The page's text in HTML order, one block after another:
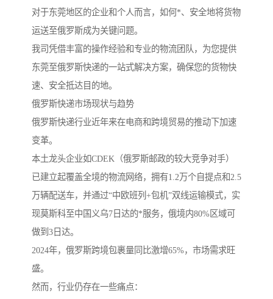
对于东莞地区的企业和个人而言，如何*、安全地将货物
运送至俄罗斯成为关键问题。
我司凭借丰富的操作经验和专业的物流团队，为您提供
东莞至俄罗斯快递的一站式解决方案，确保您的货物快
速、安全抵达目的地。
俄罗斯快递市场现状与趋势
俄罗斯快递行业近年来在电商和跨境贸易的推动下加速
变革。
本土龙头企业如CDEK（俄罗斯邮政的较大竞争对手）
已建立起覆盖全境的物流网络，拥有1.2万个自提点和2.5
万辆配送车，并通过“中欧班列+包机”双线运输模式，实
现莫斯科至中国义乌7日达的*服务，俄境内80%区域可
做到3日达。
2024年，俄罗斯跨境包裹量同比激增65%，市场需求旺
盛。
然而，行业仍存在一些痛点：